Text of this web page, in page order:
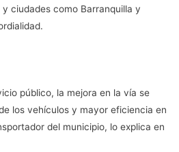
ciudades como Barranquilla y
público, la mejora en la vía se
los vehículos y mayor eficiencia en
del municipio, lo explica en